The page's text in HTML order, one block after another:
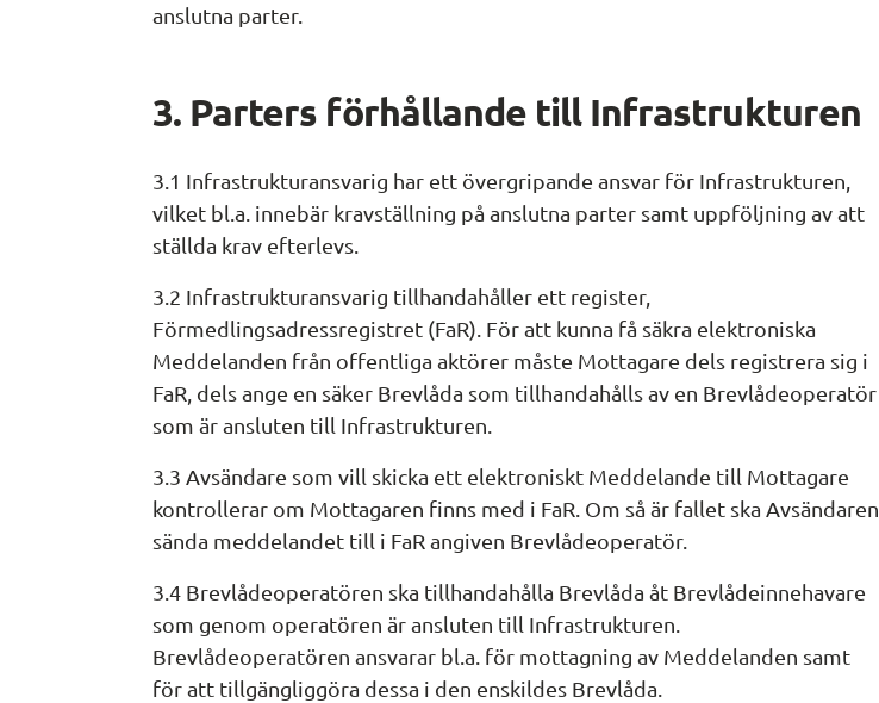
anslutna parter.
3. Parters förhållande till Infrastrukturen
3.1 Infrastrukturansvarig har ett övergripande ansvar för Infrastrukturen,
vilket bl.a. innebär kravställning på anslutna parter samt uppföljning av att
ställda krav efterlevs.
3.2 Infrastrukturansvarig tillhandahåller ett register,
Förmedlingsadressregistret (FaR). För att kunna få säkra elektroniska
Meddelanden från offentliga aktörer måste Mottagare dels registrera sig i
FaR, dels ange en säker Brevlåda som tillhandahålls av en Brevlådeoperatör
som är ansluten till Infrastrukturen.
3.3 Avsändare som vill skicka ett elektroniskt Meddelande till Mottagare
kontrollerar om Mottagaren finns med i FaR. Om så är fallet ska Avsändaren
sända meddelandet till i FaR angiven Brevlådeoperatör.
3.4 Brevlådeoperatören ska tillhandahålla Brevlåda åt Brevlådeinnehavare
som genom operatören är ansluten till Infrastrukturen.
Brevlådeoperatören ansvarar bl.a. för mottagning av Meddelanden samt
för att tillgängliggöra dessa i den enskildes Brevlåda.